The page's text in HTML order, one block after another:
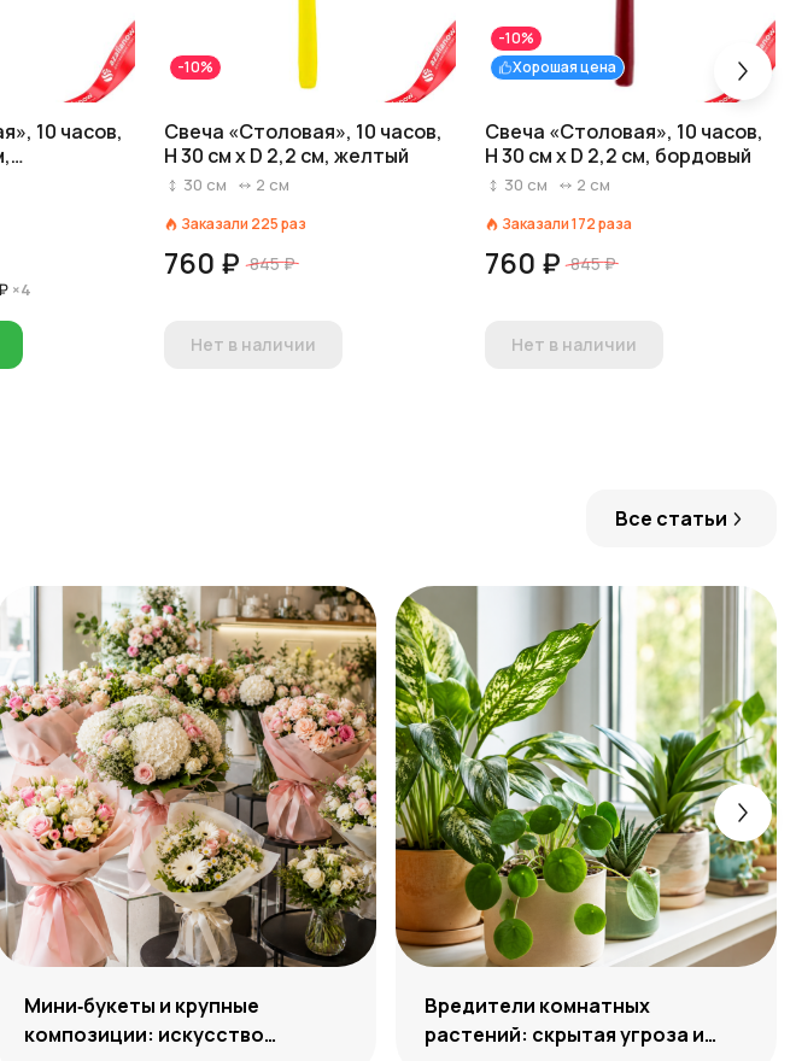
10 часов,
×4
-10%
Свеча «Столовая», 10 часов,
H 30 см x D 2,2 см, желтый
30 см 2 см
Заказали 225раз
760 ₽ 845 ₽
Нет в наличии
Хорошая цена
-10%
Свеча «Столовая», 10 часов,
H 30 см x D 2,2 см, бордовый
30 см 2 см
Заказали172раза
760 ₽ 845 ₽
Нет в наличии
Все статьи
Мини‑букеты и крупные
композиции: искусство
Вредители комнатных
растений: скрытая угроза и